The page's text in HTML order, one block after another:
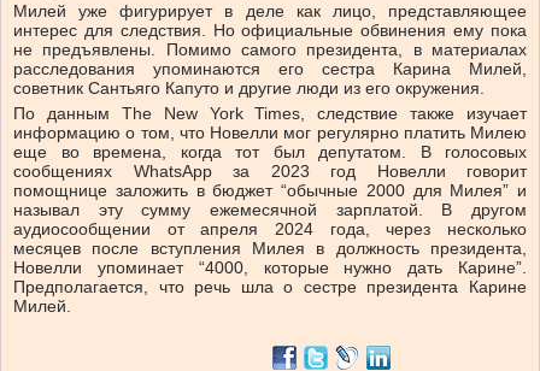
Милей уже фигурирует в деле как лицо, представляющее
интерес для следствия. Но официальные обвинения ему пока
не предъявлены. Помимо самого президента, в материалах
расследования упоминаются его сестра Карина Милей,
советник Сантьяго Капуто и другие люди из его окружения.
По данным The New York Times, следствие также изучает
информацию о том, что Новелли мог регулярно платить Милею
еще во времена, когда тот был депутатом. В голосовых
сообщениях WhatsApp за 2023 год Новелли говорит
помощнице заложить в бюджет “обычные 2000 для Милея” и
называл эту сумму ежемесячной зарплатой. В другом
аудиосообщении от апреля 2024 года, через несколько
месяцев после вступления Милея в должность президента,
Новелли упоминает “4000, которые нужно дать Карине”.
Предполагается, что речь шла о сестре президента Карине
Милей.